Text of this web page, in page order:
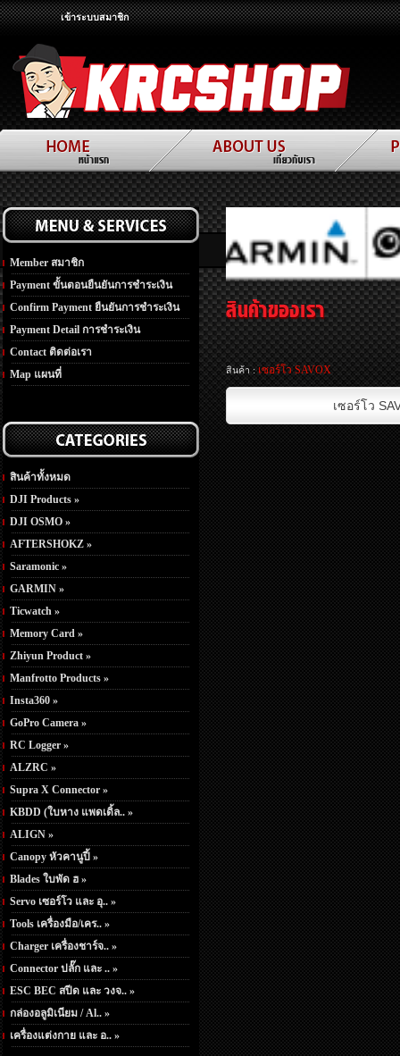
เข้าระบบสมาชิก
Member สมาชิก
Payment ขั้นตอนยืนยันการชำระเงิน
Confirm Payment ยืนยันการชำระเงิน
Payment Detail การชำระเงิน
Contact ติดต่อเรา
Map แผนที่
สินค้าทั้งหมด
DJI Products »
DJI OSMO »
AFTERSHOKZ »
Saramonic »
GARMIN »
Ticwatch »
Memory Card »
Zhiyun Product »
Manfrotto Products »
Insta360 »
GoPro Camera »
RC Logger »
ALZRC »
Supra X Connector »
KBDD (ใบหาง แพดเดิ้ล.. »
ALIGN »
Canopy หัวคานูปี้ »
Blades ใบพัด ฮ »
Servo เซอร์โว และ อุ.. »
Tools เครื่องมือ/เคร.. »
Charger เครื่องชาร์จ.. »
Connector ปลั๊ก และ .. »
ESC BEC สปีด และ วงจ.. »
กล่องอลูมิเนียม / Al.. »
เครื่องแต่งกาย และ อ.. »
สินค้า :เซอร์โว SAVOX
เซอร์โว